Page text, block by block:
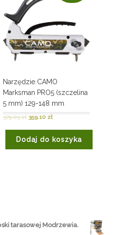
Narzędzie CAMO
Marksman PRO5 (szczelina
5 mm) 129-148 mm
379.05zł 359.10 zł
Dodaj do koszyka
tarasowej Modrzewia.